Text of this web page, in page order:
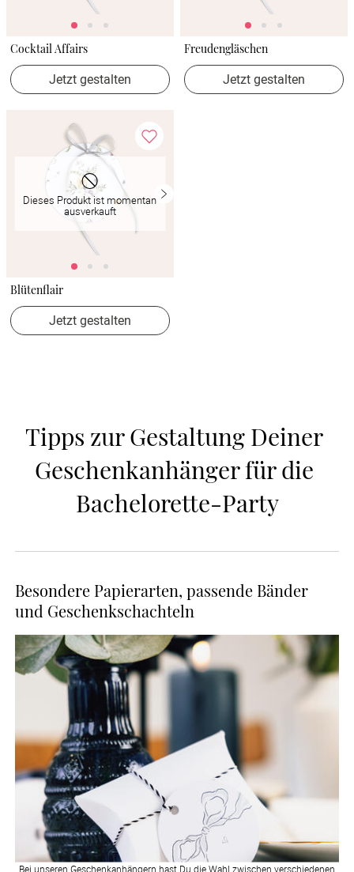
Cocktail Affairs
Jetzt gestalten
Freudengläschen
Jetzt gestalten
Dieses Produkt ist momentan
ausverkauft
Blütenflair
Jetzt gestalten
Tipps zur Gestaltung Deiner
Geschenkanhänger für die
Bachelorette-Party
Besondere Papierarten, passende Bänder
und Geschenkschachteln
Bei unseren Geschenkanhängern hast Du die Wahl zwischen verschiedenen